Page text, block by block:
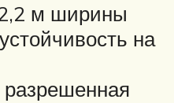
м ширины
на